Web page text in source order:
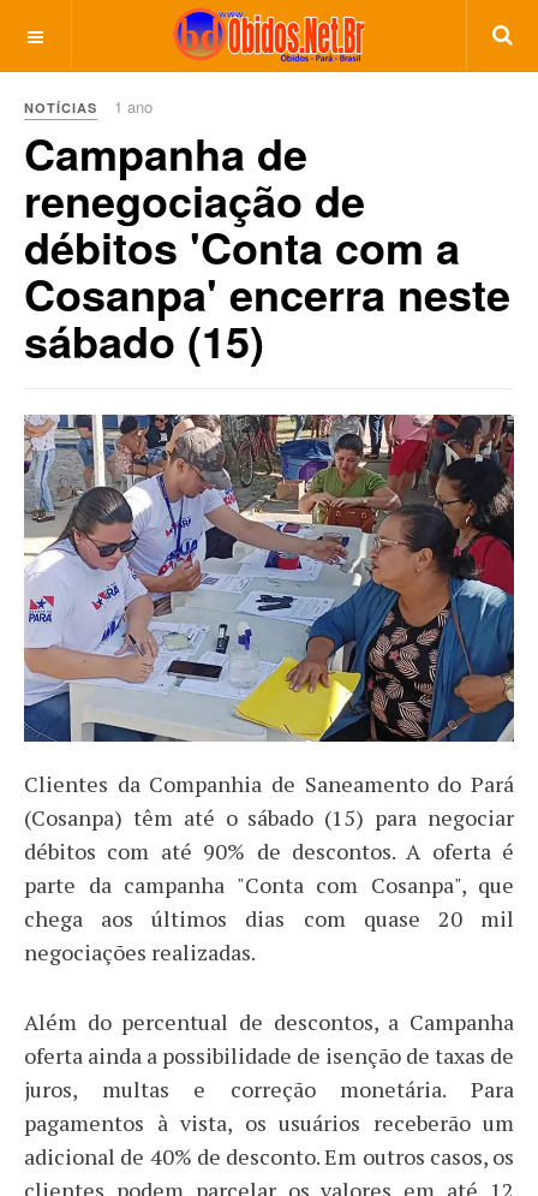
NOTÍCIAS 1 ano
Campanha de
renegociação de
débitos 'Conta com a
Cosanpa' encerra neste
sábado (15)
Clientes da Companhia de Saneamento do Pará
(Cosanpa) têm até o sábado (15) para negociar
débitos com até 90% de descontos. A oferta é
parte da campanha "Conta com Cosanpa", que
chega aos últimos dias com quase 20 mil
negociações realizadas.
Além do percentual de descontos, a Campanha
oferta ainda a possibilidade de isenção de taxas de
juros, multas e correção monetária. Para
pagamentos à vista, os usuários receberão um
adicional de 40% de desconto. Em outros casos, os
clientes podem parcelar os valores em até 12